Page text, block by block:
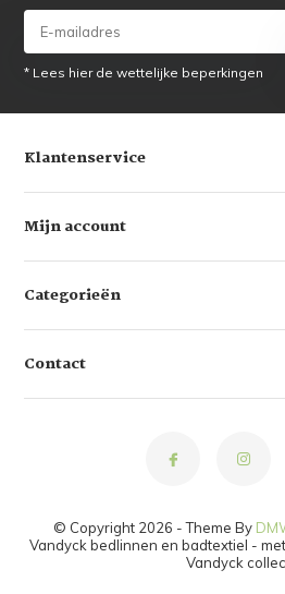
* Lees hier de wettelijke beperkingen
Klantenservice
Mijn account
Categorieën
Contact
© Copyright 2026 - Theme By
Vandyck bedlinnen en badtextiel -
Vandyck